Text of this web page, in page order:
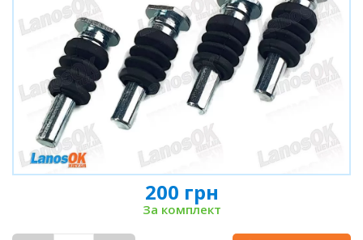
200 грн
За комплект